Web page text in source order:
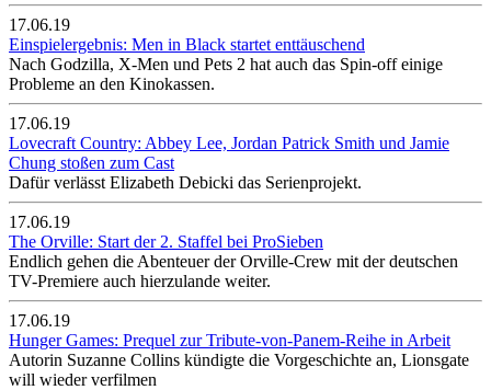
17.06.19
Einspielergebnis: Men in Black startet enttäuschend
Nach Godzilla, X-Men und Pets 2 hat auch das Spin-off einige
Probleme an den Kinokassen.
17.06.19
Lovecraft Country: Abbey Lee, Jordan Patrick Smith und Jamie
Chung stoßen zum Cast
Dafür verlässt Elizabeth Debicki das Serienprojekt.
17.06.19
The Orville: Start der 2. Staffel bei ProSieben
Endlich gehen die Abenteuer der Orville-Crew mit der deutschen
TV-Premiere auch hierzulande weiter.
17.06.19
Hunger Games: Prequel zur Tribute-von-Panem-Reihe in Arbeit
Autorin Suzanne Collins kündigte die Vorgeschichte an, Lionsgate
will wieder verfilmen